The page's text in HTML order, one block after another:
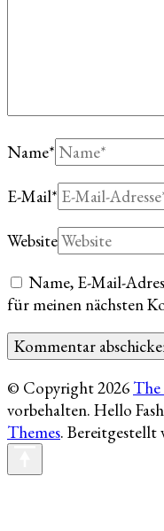
Name*
E-Mail*
Website
Name, E-Mail-
für meinen nächsten
© Copyright 2026 The
vorbehalten. Hello
Themes. Bereitgestellt